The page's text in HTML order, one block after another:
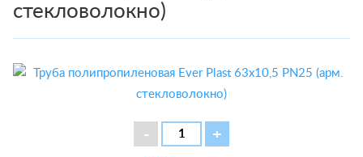
стекловолокно)